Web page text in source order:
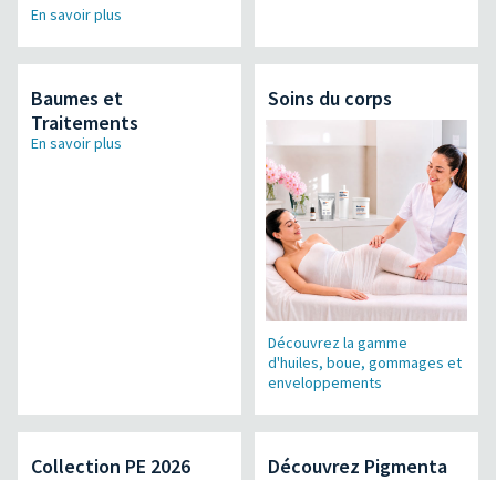
En savoir plus
Baumes et
Traitements
En savoir plus
Soins du corps
Découvrez la gamme
d'huiles, boue, gommages et
enveloppements
Collection PE 2026 Découvrez Pigmenta